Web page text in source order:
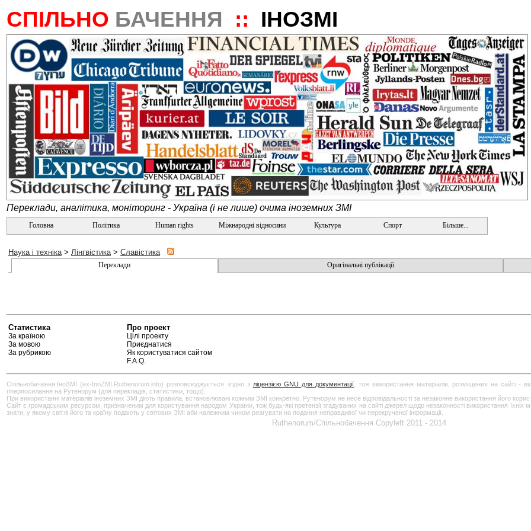
СПІЛЬНО БАЧЕННЯ :: ІНОЗМІ
Переклади, аналітика, моніторинг - Україна (і не лише) очима іноземних ЗМІ
Головна Політика Human rights Міжнародні відносини Культура Спорт Більше...
Наука і техніка> Лінгвістика> Славістика
Переклади Оригінальні публікації
Статистика
За країною
За мовою
За рубрикою
Про проект
Цілі проекту
Приєднатися
Як користуватися сайтом
F.A.Q.
Спільнобачення.ІноЗМІ (ex-InoZMI.Ruthenorum.info) розповсюджується згідно з ліцензією GNU для документації, тож використання матеріалів, розміщених на сайті -
гіперпосилання на Рутенорум (для перекладів, статистики, тощо).
При використанні матеріалів іноземних ЗМІ діють правила, встановлювані кожним ЗМІ конкретно. Рутенорум не несе відповідальності за незаконне використання його
Сайт є громадським ресурсом, призначеним для користування народом України, тож будь-які претензії згадуваних на сайті джерел щодо незаконності використання їхніх
знати, у якому світлі його та країну подають у світових ЗМІ аби належним чином реагувати на подання неправдивої чи перекрученої інформації.
Ruthenorum/Спільнобачення Copyleft 2011 - 2014